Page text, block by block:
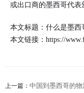
或出口商的墨西哥代表
本文标题：什么是墨西
本文链接： https://
上一篇： 中国到墨西哥的